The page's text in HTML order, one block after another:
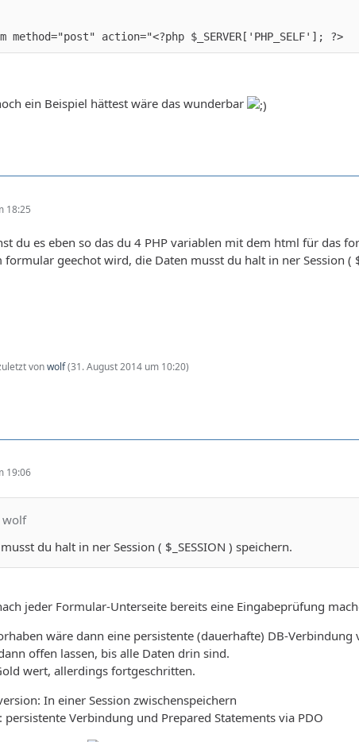
method="post" action="<?php $_SERVER['PHP_SELF']; ?>
ein Beispiel hättest wäre das wunderbar
18:25
du es eben so das du 4 PHP variablen mit dem html für das
geechot wird, die Daten musst du halt in ner Session (
vonwolf(31. August 2014 um 10:20)
19:06
wolf
du halt in ner Session ( $_SESSION ) speichern.
jeder Formular-Unterseite bereits eine Eingabeprüfung
wäre dann eine persistente (dauerhafte) DB-
offen lassen, bis alle Daten drin sind.
wert, allerdings fortgeschritten.
In einer Session zwischenspeichern
persistente Verbindung und Prepared Statements via PDO